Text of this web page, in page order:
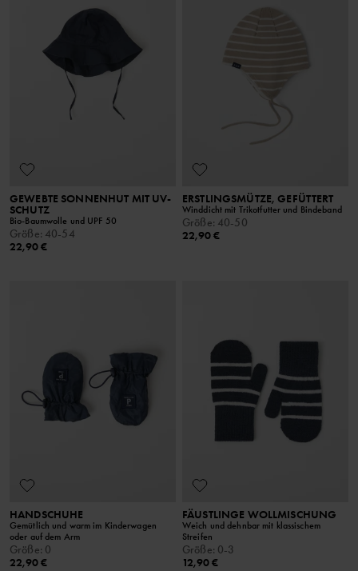
GEWEBTE SONNENHUT MIT UV-
SCHUTZ
Bio-Baumwolle und UPF 50
Größe: 40-54
22,90 €
ERSTLINGSMÜTZE, GEFÜTTERT
Winddicht mit Trikotfutter und Bindeband
Größe: 40-50
22,90 €
HANDSCHUHE
Gemütlich und warm im Kinderwagen
oder auf dem Arm
Größe: 0
22,90 €
FÄUSTLINGE WOLLMISCHUNG
Weich und dehnbar mit klassischem
Streifen
Größe: 0-3
12,90 €